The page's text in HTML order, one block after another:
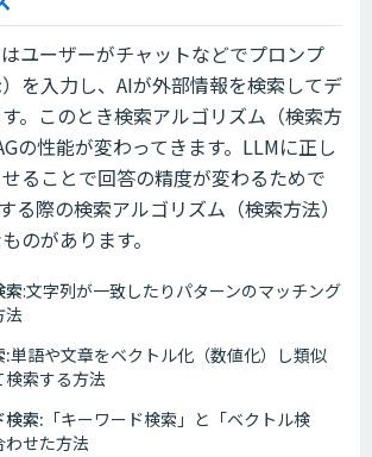
ユーザーがチャットなどでプロンプ
を入力し、AIが外部情報を検索してデ
。このとき検索アルゴリズム（検索方
の性能が変わってきます。LLMに正し
ることで回答の精度が変わるためで
る際の検索アルゴリズム（検索方法）
のがあります。
索:文字列が一致したりパターンのマッチング
法
:単語や文章をベクトル化（数値化）し類似
索する方法
検索: 「キーワード検索」と「ベクトル検
わせた方法